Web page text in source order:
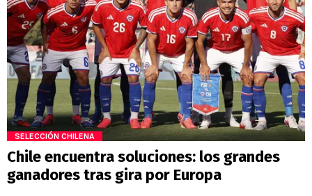
SELECCIÓN CHILENA
Chile encuentra soluciones: los grandes
ganadores tras gira por Europa